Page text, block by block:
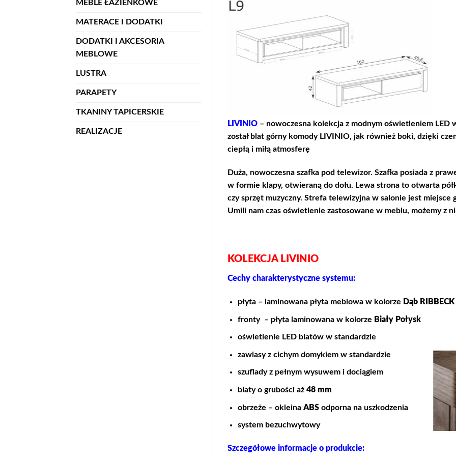
MEBLE ŁAZIENKOWE
MATERACE I DODATKI
DODATKI I AKCESORIA
MEBLOWE
LUSTRA
PARAPETY
TKANINY TAPICERSKIE
REALIZACJE
LIVINIO – nowoczesna kolekcja z modnym oświetleniem
został blat górny komody LIVINIO, jak również boki, dzięki
ciepłą i miłą atmosferę
Duża, nowoczesna szafka pod telewizor. Szafka posiada z
w formie klapy, otwieraną do dołu. Lewa strona to otwarta
czy sprzęt muzyczny. Strefa telewizyjna w salonie jest miejsce
Umili nam czas oświetlenie zastosowane w meblu, możemy z
KOLEKCJA LIVINIO
Cechy charakterystyczne systemu:
płyta – laminowana płyta meblowa w kolorze Dąb RIBBECK
fronty – płyta laminowana w kolorze Biały Połysk
oświetlenie LED blatów w standardzie
zawiasy z cichym domykiem w standardzie
szuflady z pełnym wysuwem i dociągiem
blaty o grubości aż 48 mm
obrzeże – okleinaABSodporna na uszkodzenia
system bezuchwytowy
Szczegółowe informacje o produkcie: